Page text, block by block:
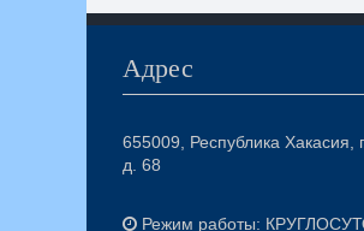
Адрес
655009, Республика Хакасия,
д. 68
Режим работы: